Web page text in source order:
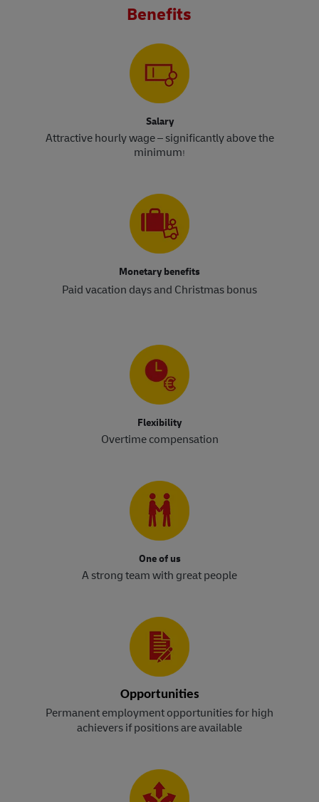
Benefits
Salary
Attractive hourly wage – significantly above the
minimum!​​​​​​​
Monetary benefits
Paid vacation days and Christmas bonus
Flexibility
Overtime compensation
One of us
A strong team with great people
Opportunities
Permanent employment opportunities for high
achievers if positions are available